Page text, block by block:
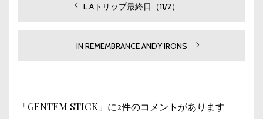
シ
過
投
L.Aトリップ最終日（11/2）
次
稿:
IN REMEMBRANCE ANDY IRONS
「GENTEM STICK」に2件のコメントがあります